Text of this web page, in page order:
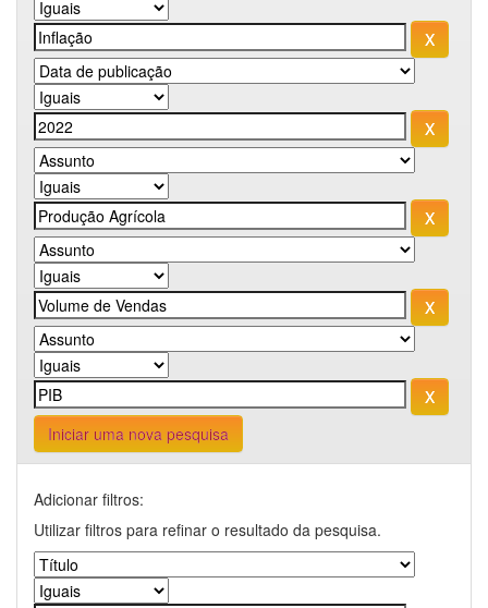
Iniciar uma nova pesquisa
Adicionar filtros:
Utilizar filtros para refinar o resultado da pesquisa.